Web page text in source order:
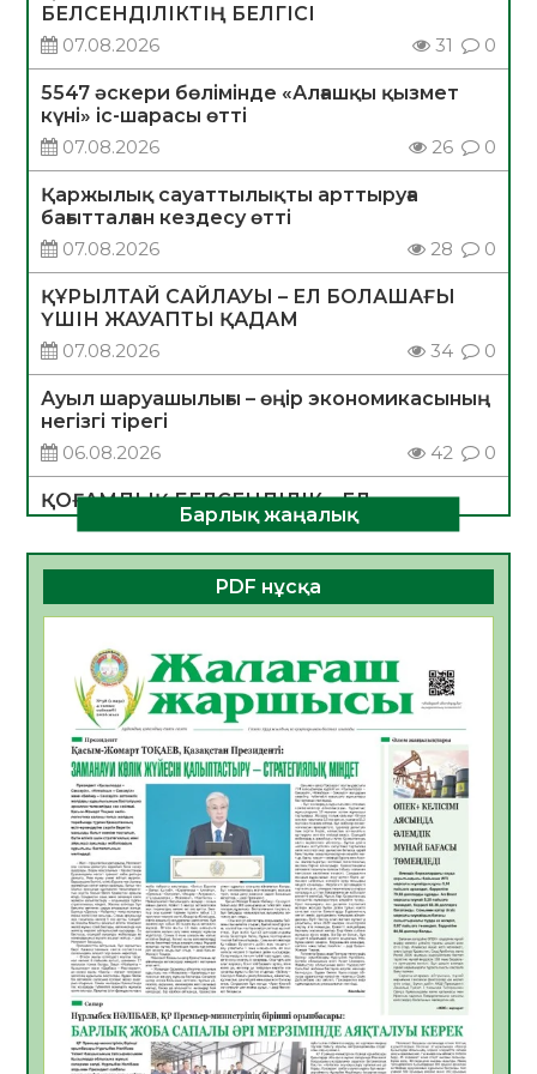
БЕЛСЕНДІЛІКТІҢ БЕЛГІСІ
07.08.2026
31 0
5547 әскери бөлімінде «Алғашқы қызмет
күні» іс-шарасы өтті
07.08.2026
26 0
Қаржылық сауаттылықты арттыруға
бағытталған кездесу өтті
07.08.2026
28 0
ҚҰРЫЛТАЙ САЙЛАУЫ – ЕЛ БОЛАШАҒЫ
ҮШІН ЖАУАПТЫ ҚАДАМ
07.08.2026
34 0
Ауыл шаруашылығы – өңір экономикасының
негізгі тірегі
06.08.2026
42 0
ҚОҒАМДЫҚ БЕЛСЕНДІЛІК – ЕЛ
ДАМУЫНЫҢ НЕГІЗІ
06.08.2026
39 0
ҚҰРЫЛТАЙ САЙЛАУЫ – БОЛАШАҚҚА
БАСТАР ЖАУАПТЫ ТАҢДАУ
06.08.2026
Инфекциялық ауруларға қарсы иммундау
жұмыстарының тиімділігі
06.08.2026
44
Көкжөтел ауруы туралы
06.08.2026
39
АПВ вакцинасы туралы мәлімет
06.08.2026
39
Open Air: Қызылорда облысы полиция
департаменті 20 мыңнан астам
көрерменнің қауіпсіздігін қамтамасыз етті
06.08.2026
51
Барлық жаңалық
PDF нұсқа